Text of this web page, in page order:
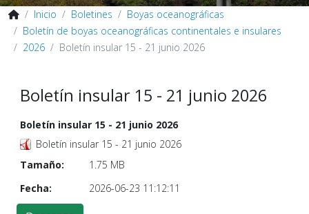
Inicio Boletines
Boyas oceanográficas
Boletín de boyas oceanográficas continentales e insulares
2026
Boletín insular 15 - 21 junio 2026
Boletín insular 15 - 21 junio 2026
Boletín insular 15 - 21 junio 2026
Boletín insular 15 - 21 junio 2026
Tamaño:
1.75 MB
Fecha:
2026-06-23 11:12:11